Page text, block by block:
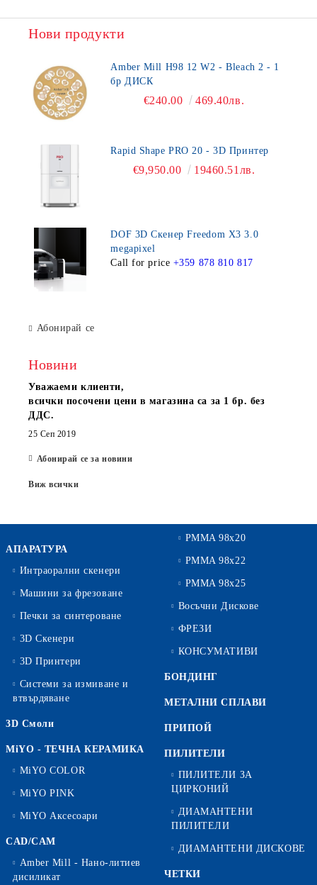
Нови продукти
Amber Mill H98 12 W2 - Bleach 2 - 1
бр ДИСК
€240.00 469.40лв.
Rapid Shape PRO 20 - 3D Принтер
€9,950.00 19460.51лв.
DOF 3D Скенер Freedom X3 3.0
megapixel
Call for price +359 878 810 817
Абонирай се
Новини
Уважаеми клиенти,
всички посочени цени в магазина са за 1 бр. без
ДДС.
25 Сеп 2019
Абонирай се за новини
Виж всички
АПАРАТУРА
Интраорални скенери
Машини за фрезоване
Печки за синтероване
3D Скенери
3D Принтери
Системи за измиване и
втвърдяване
3D Смоли
MiYO - ТЕЧНА КЕРАМИКА
MiYO COLOR
MiYO PINK
MiYO Аксесоари
CAD/CAM
Amber Mill - Нано-литиев
дисиликат
PMMA 98x20
PMMA 98x22
PMMA 98x25
Восъчни Дискове
ФРЕЗИ
КОНСУМАТИВИ
БОНДИНГ
МЕТАЛНИ СПЛАВИ
ПРИПОЙ
ПИЛИТЕЛИ
ПИЛИТЕЛИ ЗА
ЦИРКОНИЙ
ДИАМАНТЕНИ
ПИЛИТЕЛИ
ДИАМАНТЕНИ ДИСКОВЕ
ЧЕТКИ